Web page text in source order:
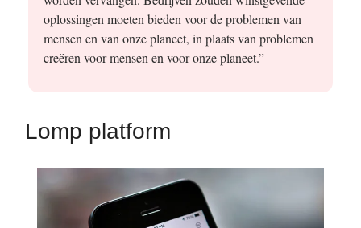
oplossingen moeten bieden voor de problemen van
mensen en van onze planeet, in plaats van problemen
creëren voor mensen en voor onze planeet.”
Lomp platform